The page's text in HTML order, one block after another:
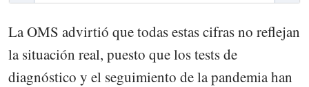
La OMS advirtió que todas estas cifras no reflejan
la situación real, puesto que los tests de
diagnóstico y el seguimiento de la pandemia han